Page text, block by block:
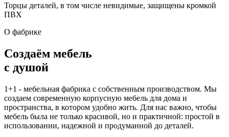
Торцы деталей, в том числе невидимые, защищены кромкой
ПВХ
О фабрике
Создаём мебель
с душой
1+1 - мебельная фабрика с собственным производством. Мы
создаем современную корпусную мебель для дома и
пространства, в котором удобно жить. Для нас важно, чтобы
мебель была не только красивой, но и практичной: простой в
использовании, надежной и продуманной до деталей.